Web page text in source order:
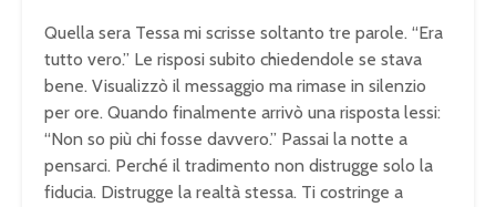
Quella sera Tessa mi scrisse soltanto tre parole. “Era
tutto vero.” Le risposi subito chiedendole se stava
bene. Visualizzò il messaggio ma rimase in silenzio
per ore. Quando finalmente arrivò una risposta lessi:
“Non so più chi fosse davvero.” Passai la notte a
pensarci. Perché il tradimento non distrugge solo la
fiducia. Distrugge la realtà stessa. Ti costringe a